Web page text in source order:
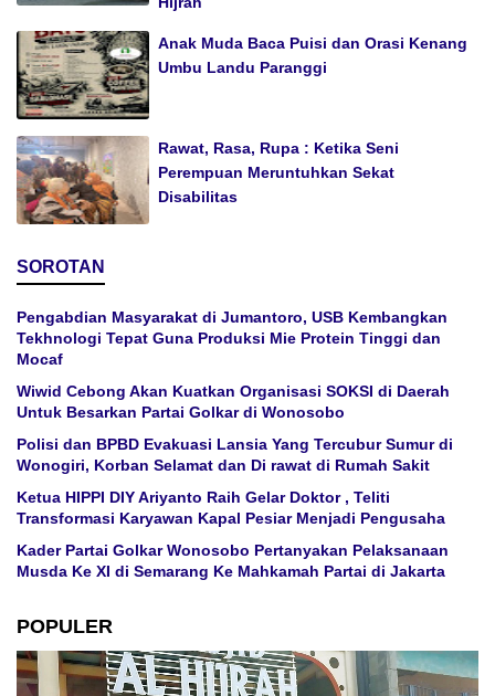
Anak Muda Baca Puisi dan Orasi Kenang
Umbu Landu Paranggi
Rawat, Rasa, Rupa : Ketika Seni
Perempuan Meruntuhkan Sekat
Disabilitas
SOROTAN
Pengabdian Masyarakat di Jumantoro, USB Kembangkan
Tekhnologi Tepat Guna Produksi Mie Protein Tinggi dan
Mocaf
Wiwid Cebong Akan Kuatkan Organisasi SOKSI di Daerah
Untuk Besarkan Partai Golkar di Wonosobo
Polisi dan BPBD Evakuasi Lansia Yang Tercubur Sumur di
Wonogiri, Korban Selamat dan Di rawat di Rumah Sakit
Ketua HIPPI DIY Ariyanto Raih Gelar Doktor , Teliti
Transformasi Karyawan Kapal Pesiar Menjadi Pengusaha
Kader Partai Golkar Wonosobo Pertanyakan Pelaksanaan
Musda Ke XI di Semarang Ke Mahkamah Partai di Jakarta
POPULER